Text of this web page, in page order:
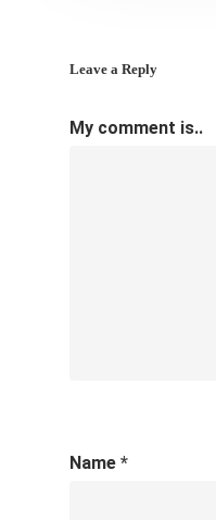
Leave a Reply
My comment is..
Name *